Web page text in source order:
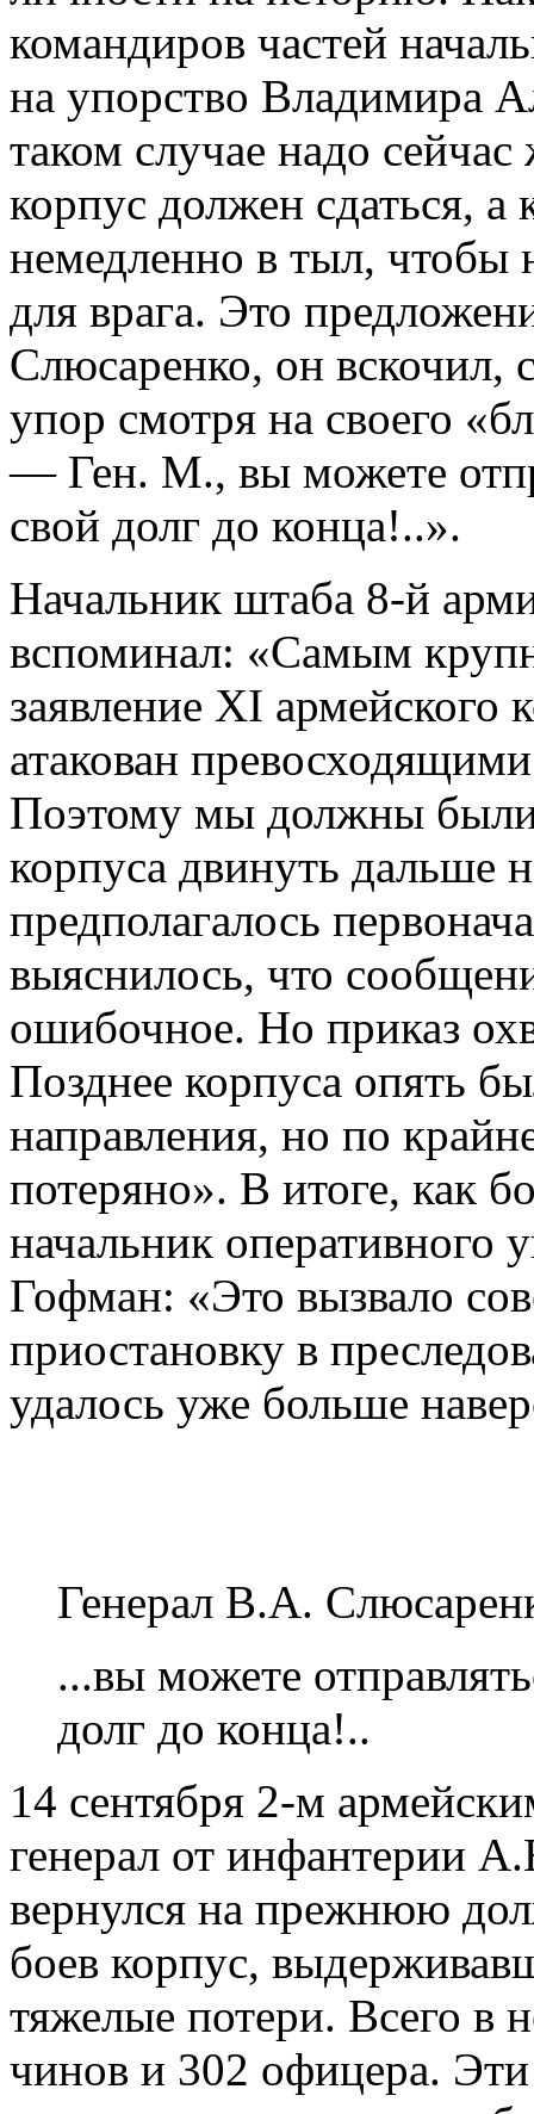
командиров частей
на упорство Владимира
таком случае надо
корпус должен сдаться, а
немедленно в тыл, чтобы
для врага. Это
Слюсаренко, он вскочил,
упор смотря на своего
— Ген. М., вы можете
свой долг до конца!..».
Начальник штаба 8-й
вспоминал: «Самым
заявление XI армейского
атакован
Поэтому мы должны
корпуса двинуть дальше
предполагалось
выяснилось, что
ошибочное. Но приказ
Позднее корпуса опять
направления, но по
потеряно». В итоге, как
начальник
Гофман: «Это вызвало
приостановку в
удалось уже больше
Генерал В.А.
...вы можете
долг до конца!..
14 сентября 2-м
генерал от инфантерии
вернулся на прежнюю
боев корпус,
тяжелые потери. Всего в
чинов и 302 офицера.